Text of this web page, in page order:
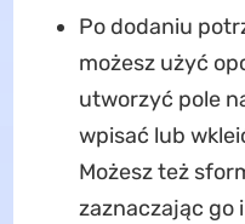
Po dodaniu
możesz użyć
utworzyć pole
wpisać lub
Możesz też
zaznaczając go